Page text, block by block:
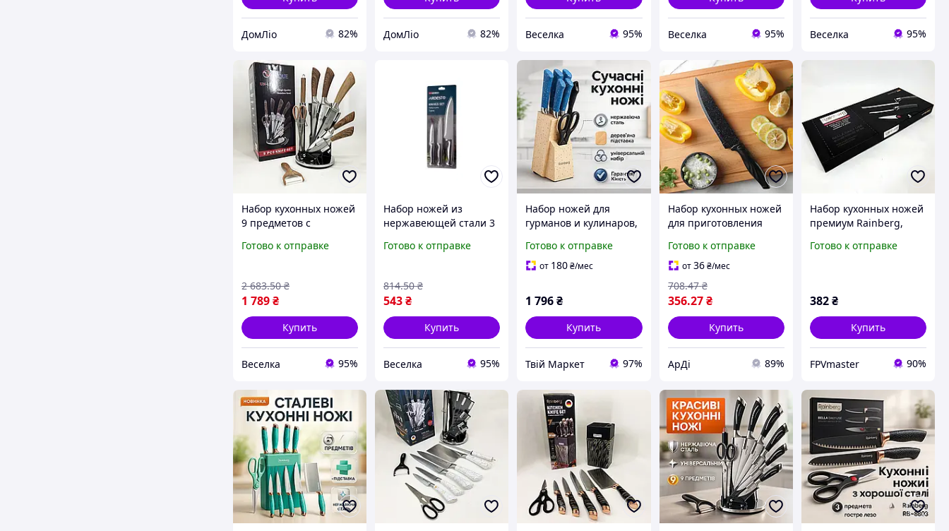
ДомЛіо 82% ДомЛіо 82% Веселка 95% Веселка 95% Веселка 95%
Набор кухонных ножей
9 предметов с
для нарезки и
SPICY
Готово к отправке
1 789₴
2 683.50 ₴
Купить
Веселка 95%
Набор ножей из
нержавеющей стали 3
универсальные
приготовлении пищи
BROWN
Готово к отправке
543₴
814.50 ₴
Купить
Веселка 95%
Набор ножей для
гурманов и кулинаров,
ножей для каждой
кухни VZ-39
Готово к отправке
от 180₴/мес
1 796₴
Купить
Твій Маркет 97%
Набор кухонных ножей
для приготовления
нержавеющей стали,
Кухонные аксессуары
5819304
Готово к отправке
от36 ₴/мес
356.27 ₴
708.47 ₴
Купить
АрДі 89%
Набор кухонных ножей
премиум Rainberg,
кухни, Комплект
Готово к отправке
382₴
Купить
FPVmaster 90%